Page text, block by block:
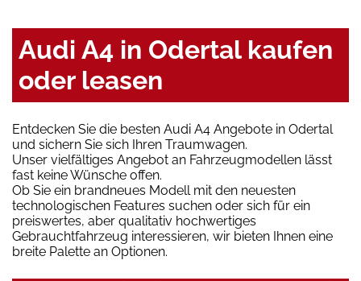
Audi A4 in Odertal kaufen
oder leasen
Entdecken Sie die besten Audi A4 Angebote in Odertal
und sichern Sie sich Ihren Traumwagen.
Unser vielfältiges Angebot an Fahrzeugmodellen lässt
fast keine Wünsche offen.
Ob Sie ein brandneues Modell mit den neuesten
technologischen Features suchen oder sich für ein
preiswertes, aber qualitativ hochwertiges
Gebrauchtfahrzeug interessieren, wir bieten Ihnen eine
breite Palette an Optionen.